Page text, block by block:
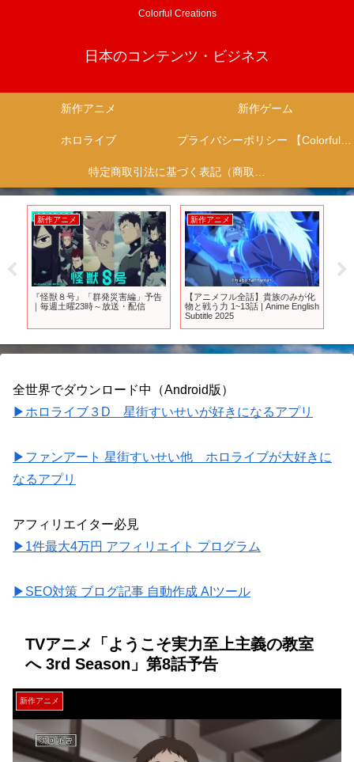
Colorful Creations
日本のコンテンツ・ビジネス
新作アニメ 新作ゲーム
ホロライブ プライバシーポリシー 【Colorful Creation】
特定商取引法に基づく表記（商取引に関する開示）
新作アニメ
『怪獣８号』「群発災害編」予告
｜毎週土曜23時～放送・配信
新作アニメ
【アニメフル全話】貴族のみが化
物と戦う力 1~13話 | Anime English
Subtitle 2025
全世界でダウンロード中（Android版）
▶ホロライブ３D 星街すいせいが好きになるアプリ
▶ファンアート 星街すいせい他 ホロライブが大好きに
なるアプリ
アフィリエイター必見
▶1件最大4万円 アフィリエイト プログラム
▶SEO対策 ブログ記事 自動作成 AIツール
TVアニメ「ようこそ実力至上主義の教室
へ 3rd Season」第8話予告
新作アニメ